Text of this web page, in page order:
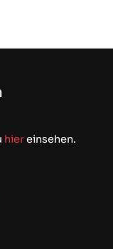
hiereinsehen.